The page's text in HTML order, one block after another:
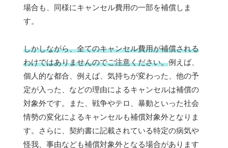
場合も、同様にキャンセル費用の一部を補償しま
す。
しかしながら、全てのキャンセル費用が補償される
わけではありませんのでご注意ください。例えば、
個人的な都合、例えば、気持ちが変わった、他の予
定が入った、などの理由によるキャンセルは補償の
対象外です。また、戦争やテロ、暴動といった社会
情勢の変化によるキャンセルも補償対象外となりま
す。さらに、契約書に記載されている特定の病気や
怪我、事由なども補償対象外となる場合があります